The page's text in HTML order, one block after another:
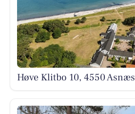
Høve Klitbo 10, 4550 Asnæs